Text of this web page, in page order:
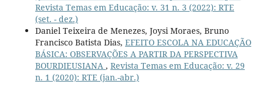
Revista Temas em Educação: v. 31 n. 3 (2022): RTE
(set. - dez.)
Daniel Teixeira de Menezes, Joysi Moraes, Bruno
Francisco Batista Dias, EFEITO ESCOLA NA EDUCAÇÃO
BÁSICA: OBSERVAÇÕES A PARTIR DA PERSPECTIVA
BOURDIEUSIANA , Revista Temas em Educação: v. 29
n. 1 (2020): RTE (jan.-abr.)